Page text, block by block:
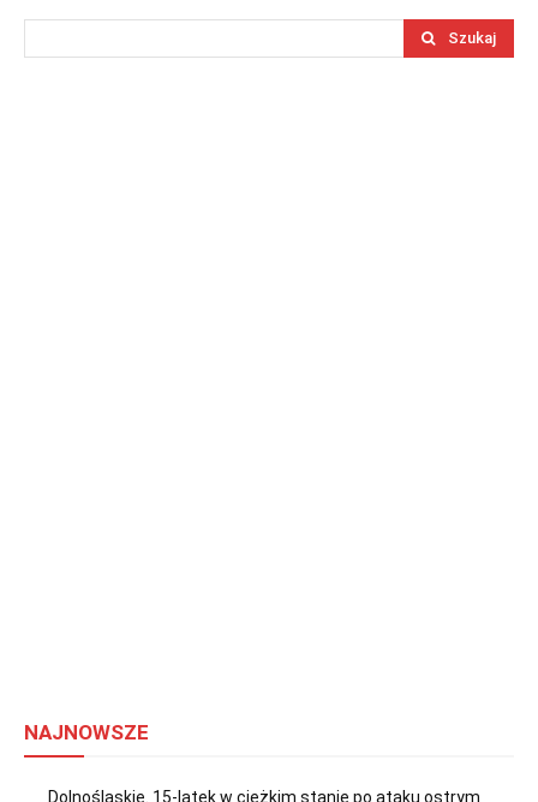
Szukaj
NAJNOWSZE
Dolnośląskie. 15-latek w ciężkim stanie po ataku ostrym